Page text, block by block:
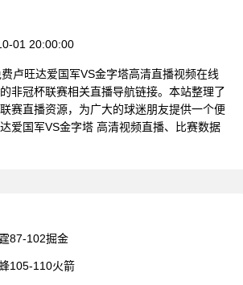
01 20:00:00
卢旺达爱国军VS金字塔高清直播视频在线
非冠杯联赛相关直播导航链接。本站整理了
赛直播资源，为广大的球迷朋友提供一个便
爱国军VS金字塔 高清视频直播、比赛数据
87-102掘金
105-110火箭